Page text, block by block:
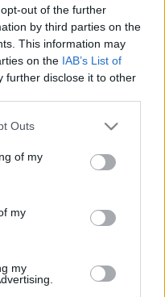
out of the further
by third parties on the
This information may
on the IAB’s List of
further disclose it to other
one or more Google
You may click to
its third-party tags to
in below Google
Outs
of my
my
my
PROGRAM
előzi meg
ÉPÜL
kap helyet a
SZOMBATHELYI
SZAKASZÁNAK